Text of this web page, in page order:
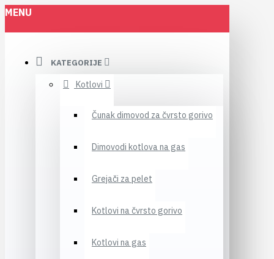
MENU
KATEGORIJE
Kotlovi
Čunak dimovod za čvrsto gorivo
Dimovodi kotlova na gas
Grejači za pelet
Kotlovi na čvrsto gorivo
Kotlovi na gas